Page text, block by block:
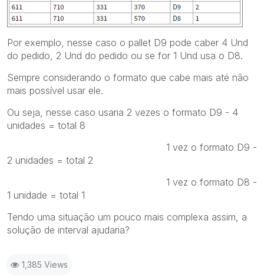
Por exemplo, nesse caso o pallet D9 pode caber 4 Und
do pedido, 2 Und do pedido ou se for 1 Und usa o D8.
Sempre considerando o formato que cabe mais até não
mais possível usar ele.
Ou seja, nesse caso usaria 2 vezes o formato D9 - 4
unidades = total 8
1 vez o formato D9 -
2 unidades = total 2
1 vez o formato D8 -
1 unidade = total 1
Tendo uma situação um pouco mais complexa assim, a
solução de interval ajudaria?
1,385 Views